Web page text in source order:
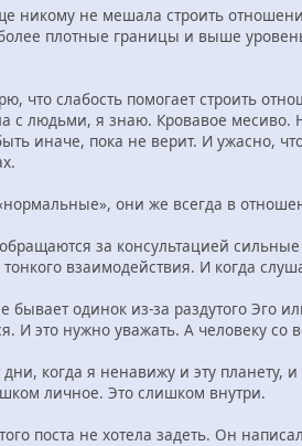
никому не мешала строить
плотные границы и выше
что слабость помогает строить
с людьми, я знаю. Кровавое месиво.
иначе, пока не верит. И ужасно,
они же всегда в
за консультацией
взаимодействия. И когда
бывает одинок из-за раздутого Эго
И это нужно уважать. А человеку со
когда я ненавижу и эту планету,
личное. Это слишком внутри.
поста не хотела задеть. Он